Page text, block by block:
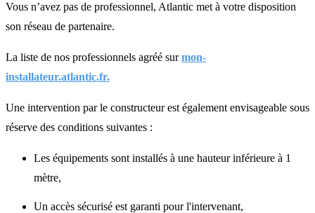
Vous n’avez pas de professionnel, Atlantic met à votre disposition
son réseau de partenaire.
La liste de nos professionnels agréé surmon-
installateur.atlantic.fr.
Une intervention par le constructeur est également envisageable sous
réserve des conditions suivantes :
Les équipements sont installés à une hauteur inférieure à 1
mètre,
Un accès sécurisé est garanti pour l'intervenant,